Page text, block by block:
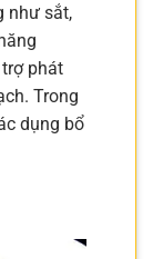
như sắt,
phát
Trong
dụng bổ